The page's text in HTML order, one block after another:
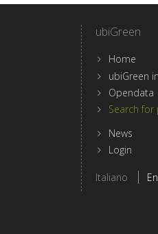
ubiGreen
Home
ubiGreen
Opendata
Search
News
Login
site
Italiano